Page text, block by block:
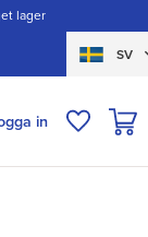
lager
SV
in